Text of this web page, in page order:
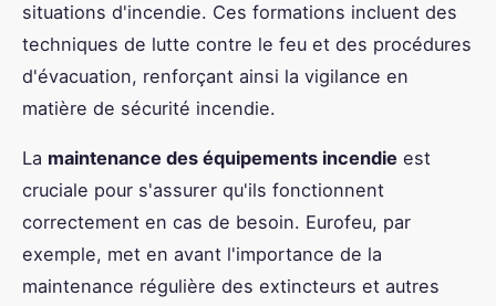
situations d'incendie. Ces formations incluent des
techniques de lutte contre le feu et des procédures
d'évacuation, renforçant ainsi la vigilance en
matière de sécurité incendie.
La maintenance des équipements incendie est
cruciale pour s'assurer qu'ils fonctionnent
correctement en cas de besoin. Eurofeu, par
exemple, met en avant l'importance de la
maintenance régulière des extincteurs et autres